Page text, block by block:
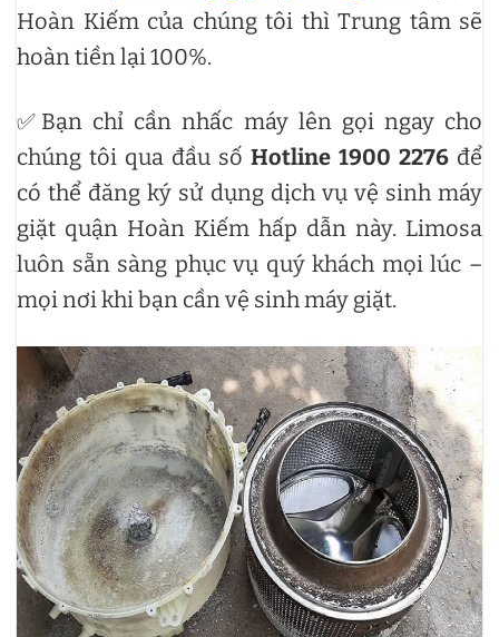
Hoàn Kiếm của chúng tôi thì Trung tâm sẽ
hoàn tiền lại 100%.
✅Bạn chỉ cần nhấc máy lên gọi ngay cho
chúng tôi qua đầu số Hotline 1900 2276 để
có thể đăng ký sử dụng dịch vụ vệ sinh máy
giặt quận Hoàn Kiếm hấp dẫn này. Limosa
luôn sẵn sàng phục vụ quý khách mọi lúc –
mọi nơi khi bạn cần vệ sinh máy giặt.